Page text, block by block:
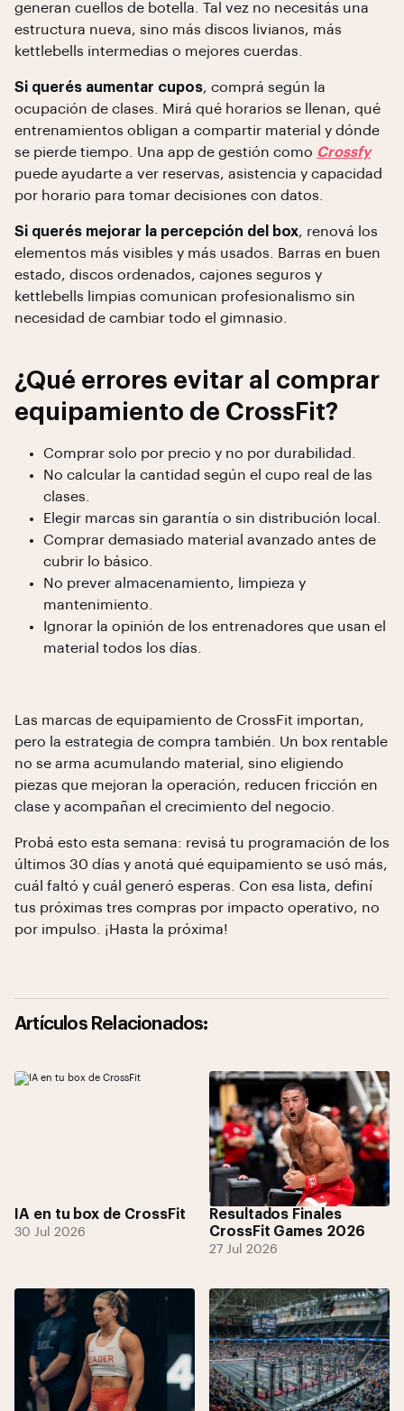
generan cuellos de botella. Tal vez no necesitás una
estructura nueva, sino más discos livianos, más
kettlebells intermedias o mejores cuerdas.
Si querés aumentar cupos, comprá según la
ocupación de clases. Mirá qué horarios se llenan, qué
entrenamientos obligan a compartir material y dónde
se pierde tiempo. Una app de gestión como Crossfy
puede ayudarte a ver reservas, asistencia y capacidad
por horario para tomar decisiones con datos.
Si querés mejorar la percepción del box, renová los
elementos más visibles y más usados. Barras en buen
estado, discos ordenados, cajones seguros y
kettlebells limpias comunican profesionalismo sin
necesidad de cambiar todo el gimnasio.
¿Qué errores evitar al comprar
equipamiento de CrossFit?
Comprar solo por precio y no por durabilidad.
No calcular la cantidad según el cupo real de las
clases.
Elegir marcas sin garantía o sin distribución local.
Comprar demasiado material avanzado antes de
cubrir lo básico.
No prever almacenamiento, limpieza y
mantenimiento.
Ignorar la opinión de los entrenadores que usan el
material todos los días.
Las marcas de equipamiento de CrossFit importan,
pero la estrategia de compra también. Un box rentable
no se arma acumulando material, sino eligiendo
piezas que mejoran la operación, reducen fricción en
clase y acompañan el crecimiento del negocio.
Probá esto esta semana: revisá tu programación de los
últimos 30 días y anotá qué equipamiento se usó más,
cuál faltó y cuál generó esperas. Con esa lista, definí
tus próximas tres compras por impacto operativo, no
por impulso. ¡Hasta la próxima!
Artículos Relacionados:
IA en tu box de CrossFit
30 Jul 2026
Resultados Finales
CrossFit Games 2026
27 Jul 2026